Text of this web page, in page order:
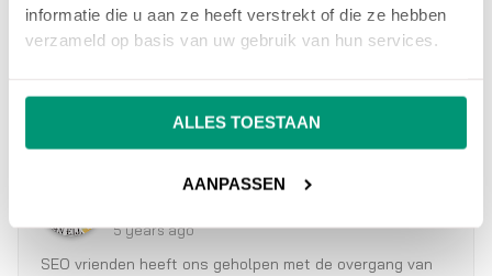
informatie die u aan ze heeft verstrekt of die ze hebben
verzameld op basis van uw gebruik van hun services.
ALLES TOESTAAN
AANPASSEN
Helpen ons al enige tijd met de optimalisatie van onze
Shopify webshop. Erg tevreden en altijd snelle reacties!
Remco van Eijden
5 years ago
SEO vrienden heeft ons geholpen met de overgang van